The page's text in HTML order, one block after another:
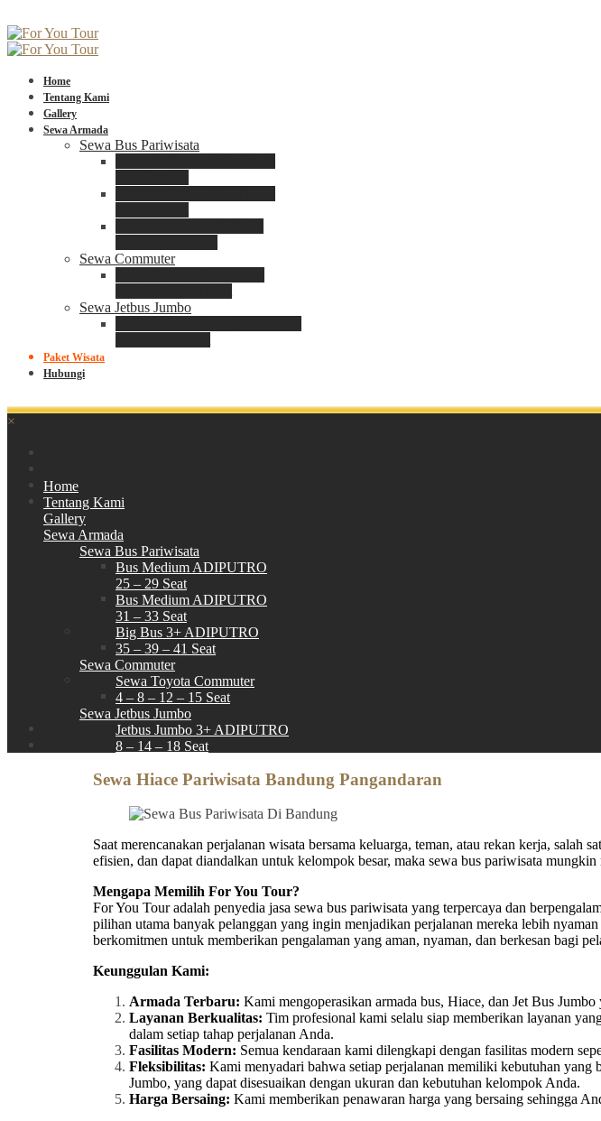
Home
Tentang Kami
Gallery
Sewa Armada
Sewa Bus Pariwisata
Sewa Commuter
Sewa Jetbus Jumbo
Paket Wisata
Hubungi
×
Home
Tentang Kami
Gallery
Sewa Armada
Sewa Bus Pariwisata
Bus Medium ADIPUTRO
25 – 29 Seat
Bus Medium ADIPUTRO
31 – 33 Seat
Big Bus 3+ ADIPUTRO
35 – 39 – 41 Seat
Sewa Commuter
Sewa Toyota Commuter
4 – 8 – 12 – 15 Seat
Sewa Jetbus Jumbo
Jetbus Jumbo 3+ ADIPUTRO
8 – 14 – 18 Seat
Sewa Hiace Pariwisata Bandung Pangandaran
Saat merencanakan perjalanan wisata bersama keluarga, teman, atau rekan kerja,
efisien, dan dapat diandalkan untuk kelompok besar, maka sewa bus pariwisata
Mengapa Memilih For You Tour?
For You Tour adalah penyedia jasa sewa bus pariwisata yang terpercaya dan
pilihan utama banyak pelanggan yang ingin menjadikan perjalanan mereka lebih
berkomitmen untuk memberikan pengalaman yang aman, nyaman, dan berkesan bagi
Keunggulan Kami:
Armada Terbaru: Kami mengoperasikan armada bus, Hiace, dan Jet Bus
Layanan Berkualitas: Tim profesional kami selalu siap memberikan layanan
dalam setiap tahap perjalanan Anda.
Fasilitas Modern: Semua kendaraan kami dilengkapi dengan fasilitas modern
Fleksibilitas: Kami menyadari bahwa setiap perjalanan memiliki kebutuhan yang
Jumbo, yang dapat disesuaikan dengan ukuran dan kebutuhan kelompok Anda.
Harga Bersaing: Kami memberikan penawaran harga yang bersaing sehingga